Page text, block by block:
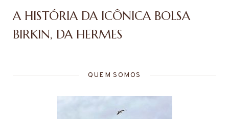
A HISTÓRIA DA ICÔNICA BOLSA
BIRKIN, DA HERMES
QUEM SOMOS